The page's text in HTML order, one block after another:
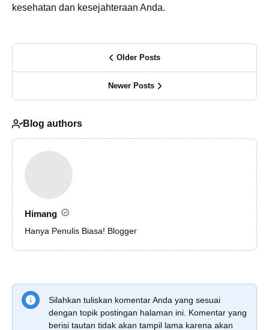
kesehatan dan kesejahteraan Anda.
Older Posts
Newer Posts
Blog authors
Himang
Hanya Penulis Biasa! Blogger
Silahkan tuliskan komentar Anda yang sesuai
dengan topik postingan halaman ini. Komentar yang
berisi tautan tidak akan tampil lama karena akan